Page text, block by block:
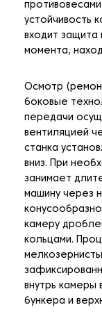
устойчивость
входит
момента,
Осмотр
боковые
передачи
вентиляцией
станка
вниз. При
занимает
машину через
камеру
кольцами.
внутрь
бункера и